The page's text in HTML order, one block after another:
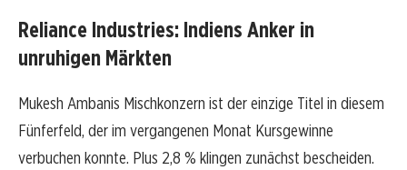
Reliance Industries: Indiens Anker in
unruhigen Märkten
Mukesh Ambanis Mischkonzern ist der einzige Titel in diesem
Fünferfeld, der im vergangenen Monat Kursgewinne
verbuchen konnte. Plus 2,8 % klingen zunächst bescheiden.